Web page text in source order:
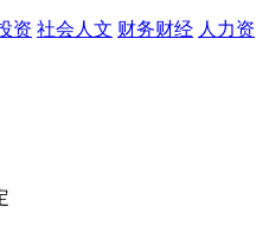
资 社会人文 财务财经 人力资